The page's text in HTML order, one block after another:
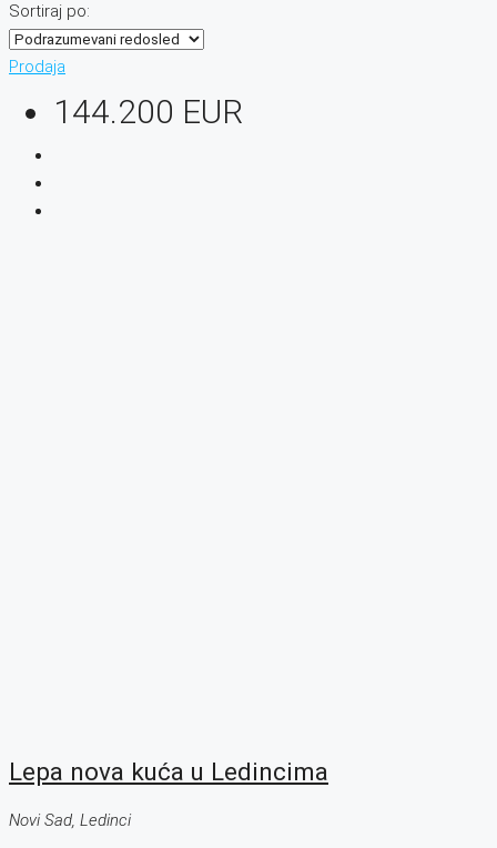
Sortiraj po:
Prodaja
144.200 EUR
Lepa nova kuća u Ledincima
Novi Sad, Ledinci